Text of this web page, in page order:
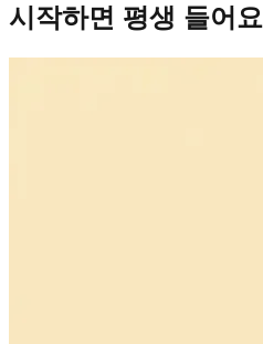
시작하면 평생 들어요